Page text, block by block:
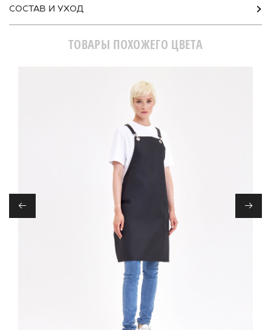
СОСТАВ И УХОД
ТОВАРЫ ПОХОЖЕГО ЦВЕТА
← →